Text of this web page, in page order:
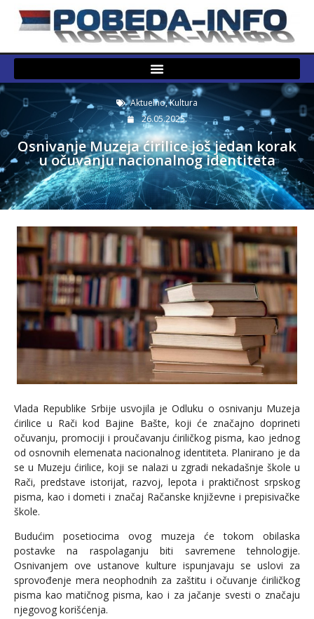
Aktuelno,Kultura
26.05.2025.
Osnivanje Muzeja ćirilice još jedan korak
u očuvanju nacionalnog identiteta
Vlada Republike Srbije usvojila je Odluku o osnivanju Muzeja
ćirilice u Rači kod Bajine Bašte, koji će značajno doprineti
očuvanju, promociji i proučavanju ćiriličkog pisma, kao jednog
od osnovnih elemenata nacionalnog identiteta. Planirano je da
se u Muzeju ćirilice, koji se nalazi u zgradi nekadašnje škole u
Rači, predstave istorijat, razvoj, lepota i praktičnost srpskog
pisma, kao i dometi i značaj Račanske književne i prepisivačke
škole.
Budućim posetiocima ovog muzeja će tokom obilaska
postavke na raspolaganju biti savremene tehnologije.
Osnivanjem ove ustanove kulture ispunjavaju se uslovi za
sprovođenje mera neophodnih za zaštitu i očuvanje ćiriličkog
pisma kao matičnog pisma, kao i za jačanje svesti o značaju
njegovog korišćenja.